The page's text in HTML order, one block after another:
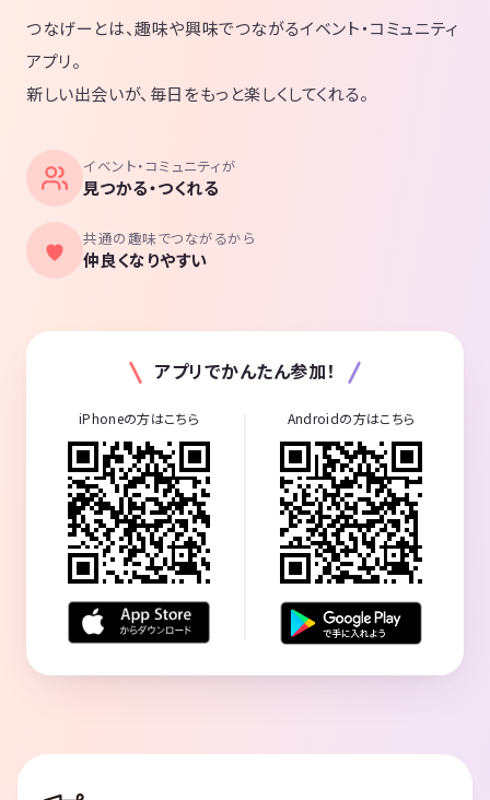
つなげーとは、趣味や興味でつながるイベント・コミュニティ
アプリ。
新しい出会いが、毎日をもっと楽しくしてくれる。
イベント・コミュニティが
見つかる・つくれる
共通の趣味でつながるから
仲良くなりやすい
アプリでかんたん参加！
iPhoneの方はこちら Androidの方はこちら